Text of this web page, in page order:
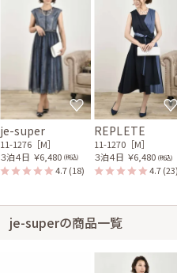
je-super
11-1276［M］
３泊４日 ￥6,480 (税込)
4.7(18)
REPLETE
11-1270［M］
３泊４日 ￥6,480 (税込)
4.7(23)
je-superの商品一覧